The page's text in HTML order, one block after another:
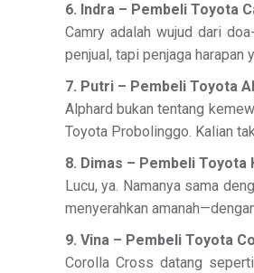
6. Indra – Pembeli Toyota
Camry adalah wujud dari
penjual, tapi penjaga harapan
7. Putri – Pembeli Toyota
Alphard bukan tentang
Toyota Probolinggo. Kalian
8. Dimas – Pembeli Toyota
Lucu, ya. Namanya sama
menyerahkan
9. Vina – Pembeli Toyota
Corolla Cross datang